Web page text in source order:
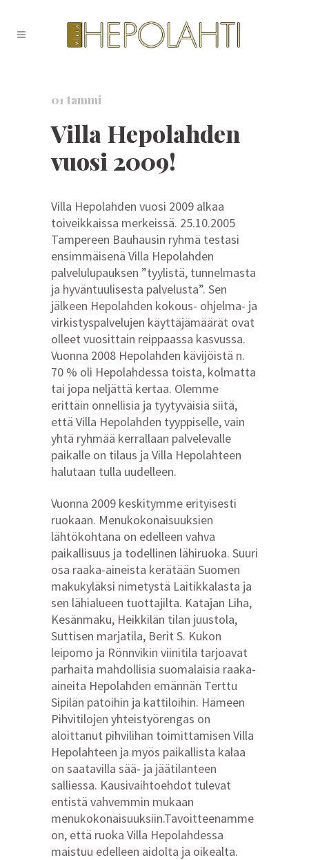
01 tammi
Villa Hepolahden
vuosi 2009!
Villa Hepolahden vuosi 2009 alkaa
toiveikkaissa merkeissä. 25.10.2005
Tampereen Bauhausin ryhmä testasi
ensimmäisenä Villa Hepolahden
palvelulupauksen ”tyylistä, tunnelmasta
ja hyväntuulisesta palvelusta”. Sen
jälkeen Hepolahden kokous- ohjelma- ja
virkistyspalvelujen käyttäjämäärät ovat
olleet vuosittain reippaassa kasvussa.
Vuonna 2008 Hepolahden kävijöistä n.
70 % oli Hepolahdessa toista, kolmatta
tai jopa neljättä kertaa. Olemme
erittäin onnellisia ja tyytyväisiä siitä,
että Villa Hepolahden tyyppiselle, vain
yhtä ryhmää kerrallaan palvelevalle
paikalle on tilaus ja Villa Hepolahteen
halutaan tulla uudelleen.
Vuonna 2009 keskitymme erityisesti
ruokaan. Menukokonaisuuksien
lähtökohtana on edelleen vahva
paikallisuus ja todellinen lähiruoka. Suuri
osa raaka-aineista kerätään Suomen
makukyläksi nimetystä Laitikkalasta ja
sen lähialueen tuottajilta. Katajan Liha,
Kesänmaku, Heikkilän tilan juustola,
Suttisen marjatila, Berit S. Kukon
leipomo ja Rönnvikin viinitila tarjoavat
parhaita mahdollisia suomalaisia raaka-
aineita Hepolahden emännän Terttu
Sipilän patoihin ja kattiloihin. Hämeen
Pihvitilojen yhteistyörengas on
aloittanut pihvilihan toimittamisen Villa
Hepolahteen ja myös paikallista kalaa
on saatavilla sää- ja jäätilanteen
salliessa. Kausivaihtoehdot tulevat
entistä vahvemmin mukaan
menukokonaisuuksiin.Tavoitteenamme
on, että ruoka Villa Hepolahdessa
maistuu edelleen aidolta ja oikealta.